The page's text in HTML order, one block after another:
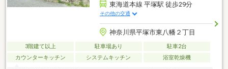
東海道本線 平塚駅 徒歩29分
その他の交通
神奈川県平塚市東八幡２丁目
3階建て以上 駐車場あり
駐車2台
カウンターキッチン
システムキッチン 浴室乾燥機